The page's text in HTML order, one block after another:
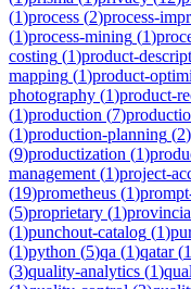
(1)process (2)process-
(1)process-mining (1)
costing (1)product-
mapping (1)product-
photography (1)product-
(1)production (7)
(1)production-planning (2)
(9)productization (1)
management (1)project-
(19)prometheus (1)
(5)proprietary (1)
(1)punchout-catalog (1)
(1)python (5)qa (1)qatar(1
(3)quality-analytics (1)